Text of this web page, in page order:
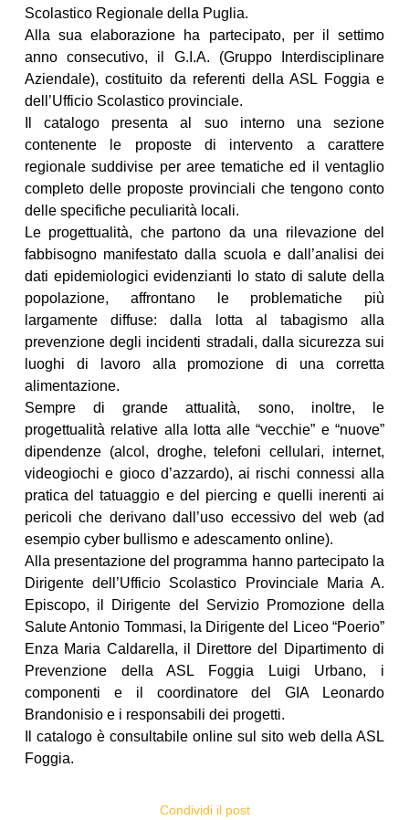
Scolastico Regionale della Puglia.
Alla sua elaborazione ha partecipato, per il settimo
anno consecutivo, il G.I.A. (Gruppo Interdisciplinare
Aziendale), costituito da referenti della ASL Foggia e
dell’Ufficio Scolastico provinciale.
Il catalogo presenta al suo interno una sezione
contenente le proposte di intervento a carattere
regionale suddivise per aree tematiche ed il ventaglio
completo delle proposte provinciali che tengono conto
delle specifiche peculiarità locali.
Le progettualità, che partono da una rilevazione del
fabbisogno manifestato dalla scuola e dall’analisi dei
dati epidemiologici evidenzianti lo stato di salute della
popolazione, affrontano le problematiche più
largamente diffuse: dalla lotta al tabagismo alla
prevenzione degli incidenti stradali, dalla sicurezza sui
luoghi di lavoro alla promozione di una corretta
alimentazione.
Sempre di grande attualità, sono, inoltre, le
progettualità relative alla lotta alle “vecchie” e “nuove”
dipendenze (alcol, droghe, telefoni cellulari, internet,
videogiochi e gioco d’azzardo), ai rischi connessi alla
pratica del tatuaggio e del piercing e quelli inerenti ai
pericoli che derivano dall’uso eccessivo del web (ad
esempio cyber bullismo e adescamento online).
Alla presentazione del programma hanno partecipato la
Dirigente dell’Ufficio Scolastico Provinciale Maria A.
Episcopo, il Dirigente del Servizio Promozione della
Salute Antonio Tommasi, la Dirigente del Liceo “Poerio”
Enza Maria Caldarella, il Direttore del Dipartimento di
Prevenzione della ASL Foggia Luigi Urbano, i
componenti e il coordinatore del GIA Leonardo
Brandonisio e i responsabili dei progetti.
Il catalogo è consultabile online sul sito web della ASL
Foggia.
Condividi il post